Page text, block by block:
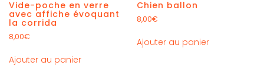
Vide-poche en verre
avec affiche évoquant
la corrida
8,00€
Ajouter au panier
Chien ballon
8,00€
Ajouter au panier